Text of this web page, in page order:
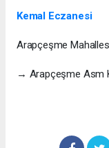
Kemal Eczanesi
Arapçeşme
→ Arapçeşme Asm